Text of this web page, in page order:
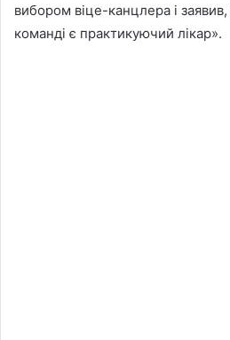
вибором віце-канцлера і
команді є практикуючий лікар».